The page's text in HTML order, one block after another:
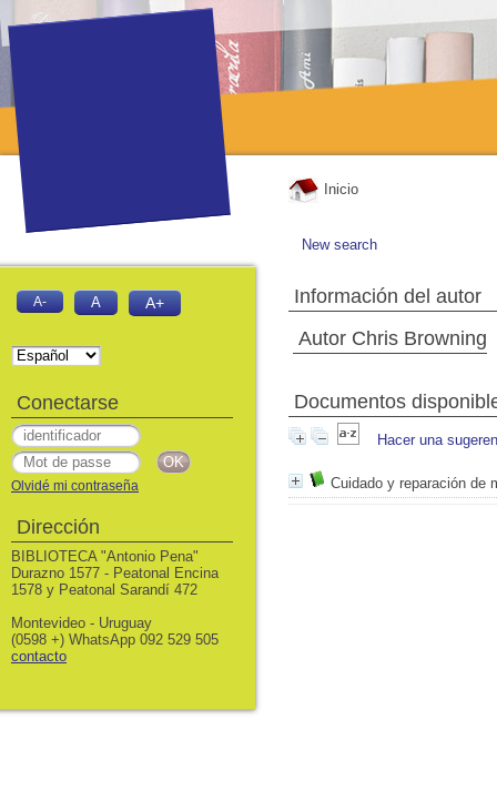
Inicio
New search
Información del autor
Autor Chris Browning
Documentos
Hacer una
Cuidado y reparación de
A- A A+
Conectarse
Olvidé mi contraseña
Dirección
BIBLIOTECA "Antonio Pena"
Durazno 1577 - Peatonal Encina
1578 y Peatonal Sarandí 472
Montevideo - Uruguay
(0598 +) WhatsApp 092 529 505
contacto